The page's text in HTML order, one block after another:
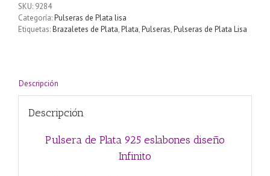
SKU: 9284
Categoría:Pulseras de Plata lisa
Etiquetas:Brazaletes de Plata,Plata,Pulseras,Pulseras de Plata Lisa
Descripción
Descripción
Pulsera de Plata 925 eslabones diseño
Infinito